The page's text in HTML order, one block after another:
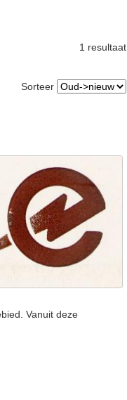
1 resultaat
Sorteer
Vanuit deze